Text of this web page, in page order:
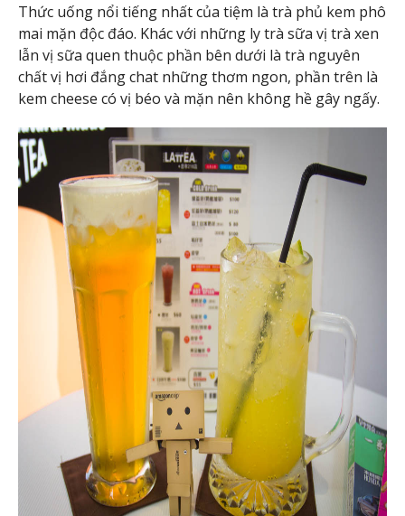
Thức uống nổi tiếng nhất của tiệm là trà phủ kem phô
mai mặn độc đáo. Khác với những ly trà sữa vị trà xen
lẫn vị sữa quen thuộc phần bên dưới là trà nguyên
chất vị hơi đắng chat những thơm ngon, phần trên là
kem cheese có vị béo và mặn nên không hề gây ngấy.